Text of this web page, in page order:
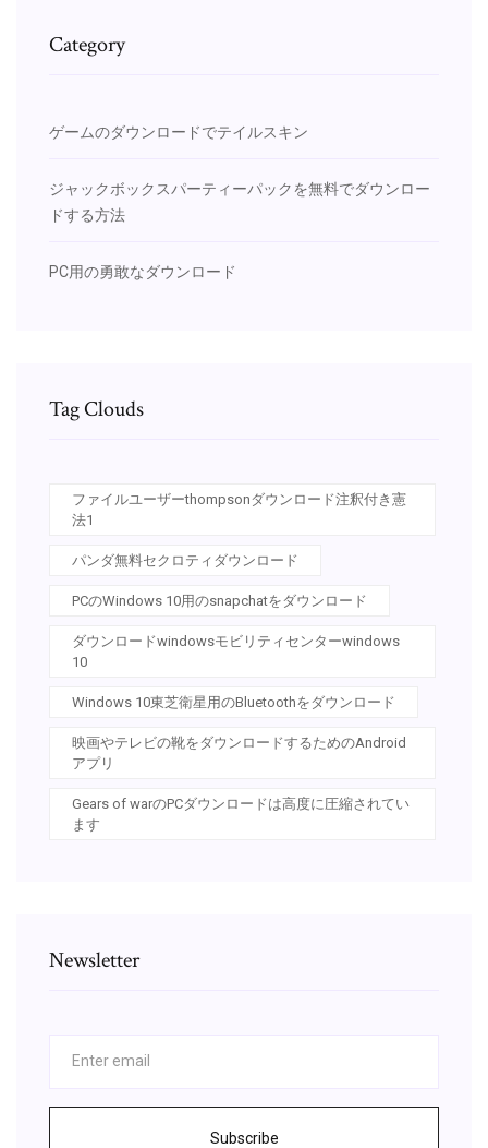
Category
ゲームのダウンロードでテイルスキン
ジャックボックスパーティーパックを無料でダウンロー
ドする方法
PC用の勇敢なダウンロード
Tag Clouds
ファイルユーザーthompsonダウンロード注釈付き憲
法1
パンダ無料セクロティダウンロード
PCのWindows 10用のsnapchatをダウンロード
ダウンロードwindowsモビリティセンターwindows
10
Windows 10東芝衛星用のBluetoothをダウンロード
映画やテレビの靴をダウンロードするためのAndroid
アプリ
Gears of warのPCダウンロードは高度に圧縮されてい
ます
Newsletter
Subscribe